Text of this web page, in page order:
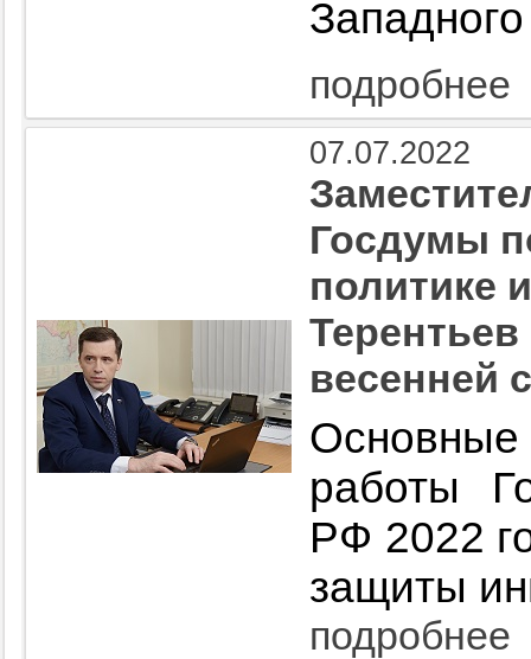
подробнее
07.07.2022
Госдумы
политике
весенней
работы
РФ 2022
защиты
подробнее